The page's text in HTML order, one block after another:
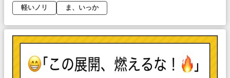
軽いノリ
ま、いっか